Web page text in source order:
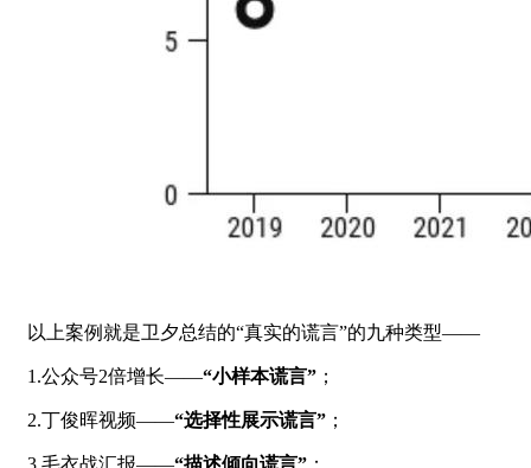
以上案例就是卫夕总结的“真实的谎言”的九种类型——
1.公众号2倍增长——“小样本谎言” ；
2.丁俊晖视频——“选择性展示谎言” ；
3.毛衣战汇报——“描述倾向谎言” ；